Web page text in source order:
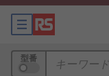
型番